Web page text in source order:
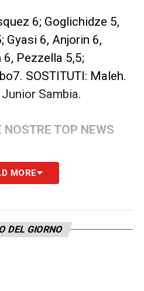
6; Goglichidze 5,
Gyasi 6, Anjorin 6,
Pezzella 5,5;
SOSTITUTI: Maleh.
Sambia.
TOP NEWS
MORE
DEL GIORNO